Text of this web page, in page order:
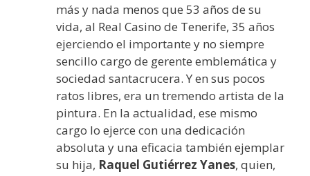
más y nada menos que 53 años de su
vida, al Real Casino de Tenerife, 35 años
ejerciendo el importante y no siempre
sencillo cargo de gerente emblemática y
sociedad santacrucera. Y en sus pocos
ratos libres, era un tremendo artista de la
pintura. En la actualidad, ese mismo
cargo lo ejerce con una dedicación
absoluta y una eficacia también ejemplar
su hija, Raquel Gutiérrez Yanes, quien,